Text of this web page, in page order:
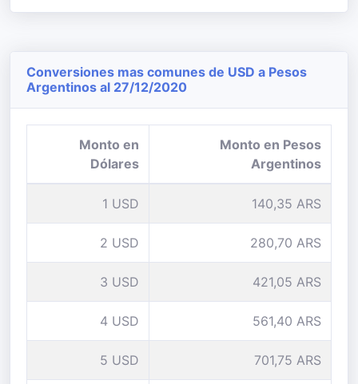
Conversiones mas comunes de USD a Pesos
Argentinos al 27/12/2020
Monto en
Dólares
Monto en Pesos
Argentinos
1 USD 140,35 ARS
2 USD 280,70 ARS
3 USD 421,05 ARS
4 USD 561,40 ARS
5 USD 701,75 ARS